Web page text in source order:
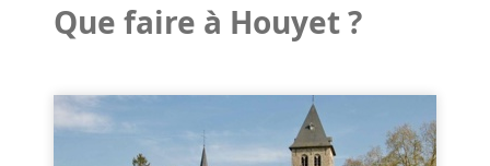
Que faire à Houyet ?